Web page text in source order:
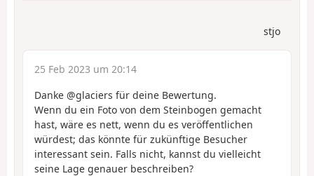
stjo
25 Feb 2023 um 20:14
Danke @glaciers für deine Bewertung.
Wenn du ein Foto von dem Steinbogen gemacht
hast, wäre es nett, wenn du es veröffentlichen
würdest; das könnte für zukünftige Besucher
interessant sein. Falls nicht, kannst du vielleicht
seine Lage genauer beschreiben?